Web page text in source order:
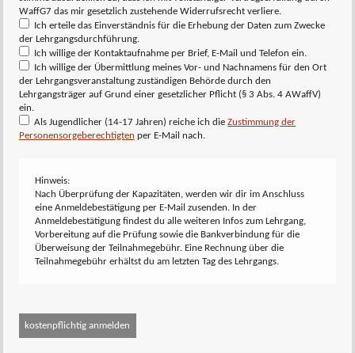
WaffG7 das mir gesetzlich zustehende Widerrufsrecht verliere.
Ich erteile das Einverständnis für die Erhebung der Daten zum Zwecke
der Lehrgangsdurchführung.
Ich willige der Kontaktaufnahme per Brief, E-Mail und Telefon ein.
Ich willige der Übermittlung meines Vor- und Nachnamens für den Ort
der Lehrgangsveranstaltung zuständigen Behörde durch den
Lehrgangsträger auf Grund einer gesetzlicher Pflicht (§ 3 Abs. 4 AWaffV)
ein.
Als Jugendlicher (14-17 Jahren) reiche ich dieZustimmung der
Personensorgeberechtigten per E-Mail nach.
Hinweis:
Nach Überprüfung der Kapazitäten, werden wir dir im Anschluss
eine Anmeldebestätigung per E-Mail zusenden. In der
Anmeldebestätigung findest du alle weiteren Infos zum Lehrgang,
Vorbereitung auf die Prüfung sowie die Bankverbindung für die
Überweisung der Teilnahmegebühr. Eine Rechnung über die
Teilnahmegebühr erhältst du am letzten Tag des Lehrgangs.